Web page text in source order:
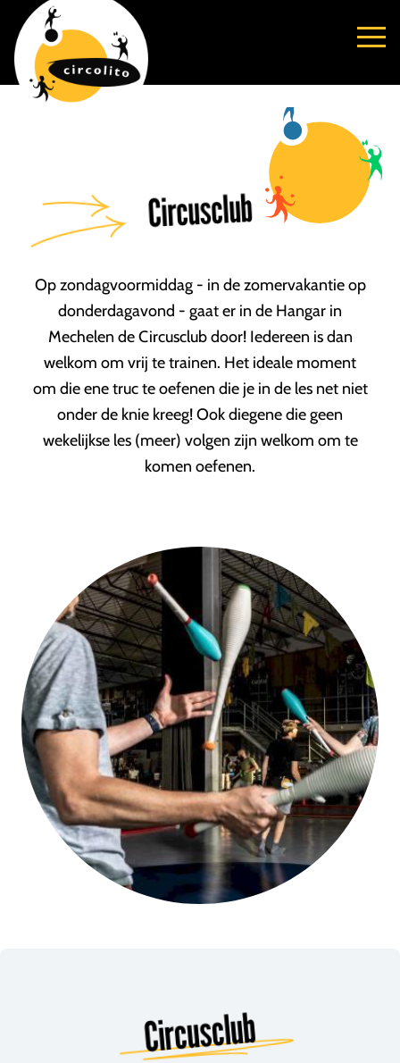
Circusclub
Op zondagvoormiddag - in de zomervakantie op
donderdagavond - gaat er in de Hangar in
Mechelen de Circusclub door! Iedereen is dan
welkom om vrij te trainen. Het ideale moment
om die ene truc te oefenen die je in de les net niet
onder de knie kreeg! Ook diegene die geen
wekelijkse les (meer) volgen zijn welkom om te
komen oefenen.
Circusclub